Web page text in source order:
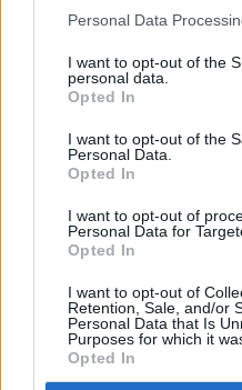
negar su consentimiento.
de su consentimiento, pero
rechazar tal procesamiento.
cualquier momento
visitando nuestra política de
Personal Data
I want to opt-out of the
personal data.
Opted In
I want to opt-out of the
Personal Data.
Opted In
I want to opt-out of
Personal Data for
Opted In
I want to opt-out of
Retention, Sale, and/or
Personal Data that Is
Purposes for which it
Opted In